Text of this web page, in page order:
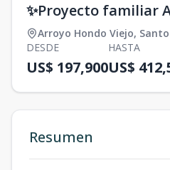
✨Proyecto familiar
Arroyo Hondo Viejo,
DESDE
US$ 197,900
HASTA
US$
Resumen